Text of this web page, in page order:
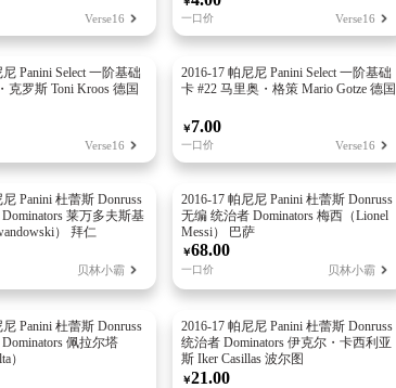
Verse16 一口价 Verse16
Panini Select 一阶基础
克罗斯 Toni Kroos 德国
Verse16
2016-17 帕尼尼 Panini Select 一阶基础
卡 #22 马里奥・格策 Mario Gotze 德国
￥7.00
一口价 Verse16
Panini 杜蕾斯 Donruss
莱万多夫斯基
） 拜仁
贝林小霸
2016-17 帕尼尼 Panini 杜蕾斯 Donruss
无编 统治者 Dominators 梅西（Lionel
Messi） 巴萨
￥68.00
一口价 贝林小霸
Panini 杜蕾斯 Donruss
佩拉尔塔
）
2016-17 帕尼尼 Panini 杜蕾斯 Donruss
统治者 Dominators 伊克尔・卡西利亚
斯 Iker Casillas 波尔图
￥21.00